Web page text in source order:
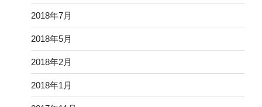
2018年7月
2018年5月
2018年2月
2018年1月